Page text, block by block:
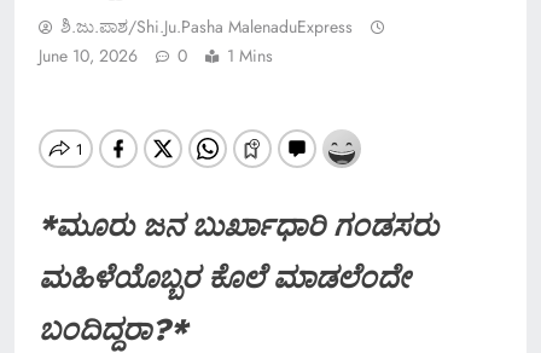
ಶಿ.ಜು.ಪಾಶ/Shi.ju.pasha MalenaduExpress
June 10, 2026
0 1 Mins
*ಮೂರು ಜನ ಬುರ್ಖಾಧಾರಿ ಗಂಡಸರು
ಮಹಿಳೆಯೊಬ್ಬರ ಕೊಲೆ ಮಾಡಲೆಂದೇ
ಬಂದಿದ್ದರಾ?*